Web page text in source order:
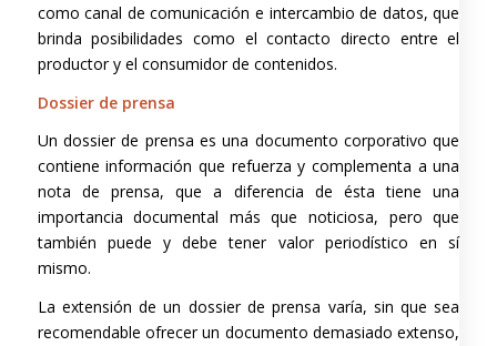
como canal de comunicación e intercambio de datos, que
brinda posibilidades como el contacto directo entre el
productor y el consumidor de contenidos.
Dossier de prensa
Un dossier de prensa es una documento corporativo que
contiene información que refuerza y complementa a una
nota de prensa, que a diferencia de ésta tiene una
importancia documental más que noticiosa, pero que
también puede y debe tener valor periodístico en sí
mismo.
La extensión de un dossier de prensa varía, sin que sea
recomendable ofrecer un documento demasiado extenso,